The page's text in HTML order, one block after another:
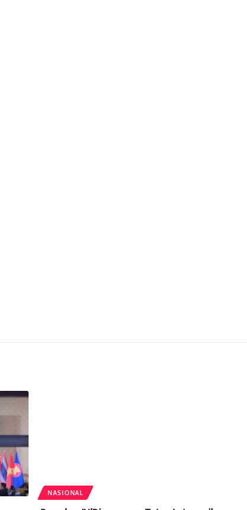
NASIONAL